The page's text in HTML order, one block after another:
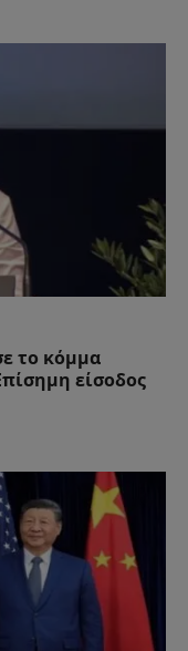
το κόμμα
είσοδος